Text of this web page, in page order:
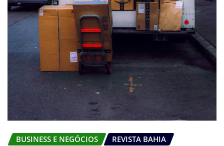
BUSINESS E NEGÓCIOS REVISTA BAHIA